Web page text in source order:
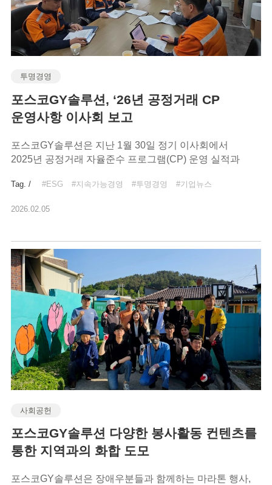
투명경영
포스코GY솔루션, ‘26년 공정거래 CP
운영사항 이사회 보고
포스코GY솔루션은 지난 1월 30일 정기 이사회에서
2025년 공정거래 자율준수 프로그램(CP) 운영 실적과
Tag. / #ESG #지속가능경영 #투명경영 #기업뉴스
2026.02.05
사회공헌
포스코GY솔루션 다양한 봉사활동 컨텐츠를
통한 지역과의 화합 도모
포스코GY솔루션은 장애우분들과 함께하는 마라톤 행사,